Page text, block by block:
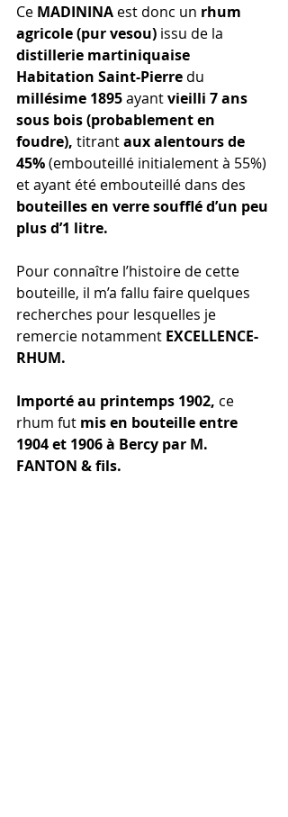
Ce MADININA est donc un rhum
agricole (pur vesou) issu de la
distillerie martiniquaise
Habitation Saint-Pierre du
millésime 1895 ayant vieilli 7 ans
sous bois (probablement en
foudre), titrant aux alentours de
45% (embouteillé initialement à 55%)
et ayant été embouteillé dans des
bouteilles en verre soufflé d’un peu
plus d’1 litre.
Pour connaître l’histoire de cette
bouteille, il m’a fallu faire quelques
recherches pour lesquelles je
remercie notamment EXCELLENCE-
RHUM.
Importé au printemps 1902, ce
rhum fut mis en bouteille entre
1904 et 1906 à Bercy par M.
FANTON & fils.